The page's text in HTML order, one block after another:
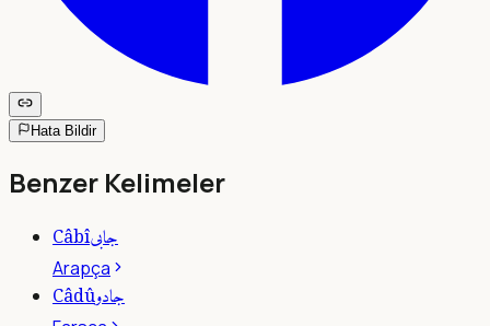
Hata Bildir
Benzer Kelimeler
Câbîجابى
Arapça
Câdûجادو